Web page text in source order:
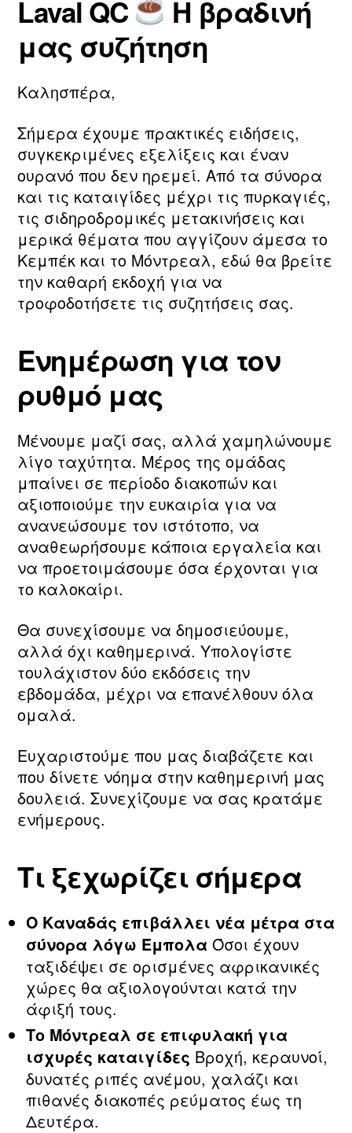
Συντάκτης
άρθρου
η
m
Ημ.
δημοσίευσης
υ
Laval QC
Η βραδινή
μας συζήτηση
Καλησπέρα,
Σήμερα έχουμε πρακτικές ειδήσεις,
συγκεκριμένες εξελίξεις και έναν
ουρανό που δεν ηρεμεί. Από τα σύνορα
και τις καταιγίδες μέχρι τις πυρκαγιές,
τις σιδηροδρομικές μετακινήσεις και
μερικά θέματα που αγγίζουν άμεσα το
Κεμπέκ και το Μόντρεαλ, εδώ θα βρείτε
την καθαρή εκδοχή για να
τροφοδοτήσετε τις συζητήσεις σας.
Ενημέρωση για τον
ρυθμό μας
Μένουμε μαζί σας, αλλά χαμηλώνουμε
λίγο ταχύτητα. Μέρος της ομάδας
μπαίνει σε περίοδο διακοπών και
αξιοποιούμε την ευκαιρία για να
ανανεώσουμε τον ιστότοπο, να
αναθεωρήσουμε κάποια εργαλεία και
να προετοιμάσουμε όσα έρχονται για
το καλοκαίρι.
Θα συνεχίσουμε να δημοσιεύουμε,
αλλά όχι καθημερινά. Υπολογίστε
τουλάχιστον δύο εκδόσεις την
εβδομάδα, μέχρι να επανέλθουν όλα
ομαλά.
Ευχαριστούμε που μας διαβάζετε και
που δίνετε νόημα στην καθημερινή μας
δουλειά. Συνεχίζουμε να σας κρατάμε
ενήμερους.
Τι ξεχωρίζει σήμερα
Ο Καναδάς επιβάλλει νέα μέτρα στα
σύνορα λόγω Έμπολα Όσοι έχουν
ταξιδέψει σε ορισμένες αφρικανικές
χώρες θα αξιολογούνται κατά την
άφιξή τους.
Το Μόντρεαλ σε επιφυλακή για
ισχυρές καταιγίδες Βροχή, κεραυνοί,
δυνατές ριπές ανέμου, χαλάζι και
πιθανές διακοπές ρεύματος έως τη
Δευτέρα.